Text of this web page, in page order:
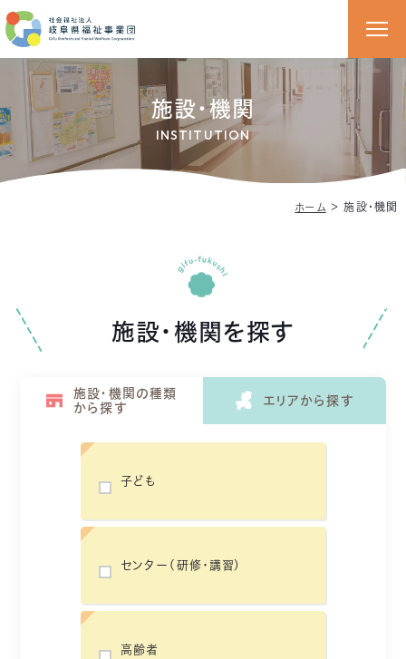
施設・機関
INSTITUTION
ホーム ＞施設・機関
施設・機関を探す
施設・機関の種類
から探す
エリアから探す
子ども
センター(研修・講習)
高齢者